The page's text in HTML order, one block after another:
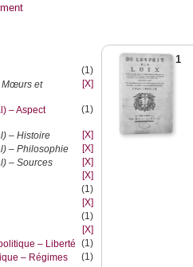
(1)
Mœurs et
[X]
– Aspect
(1)
– Histoire
[X]
– Philosophie
[X]
– Sources
[X]
[X]
(1)
[X]
(1)
[X]
– Liberté (1)
– Régimes
(1)
1